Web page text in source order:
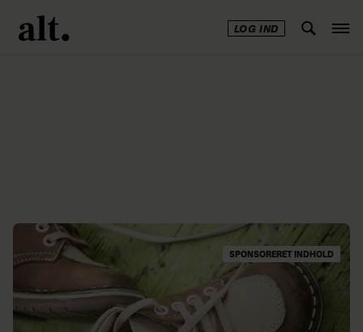
LOG IND
SPONSORERET INDHOLD